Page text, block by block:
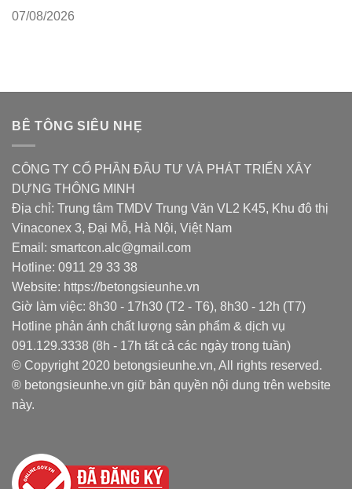
07/08/2026
BÊ TÔNG SIÊU NHẸ
CÔNG TY CỔ PHẦN ĐẦU TƯ VÀ PHÁT TRIỂN XÂY
DỰNG THÔNG MINH
Địa chỉ: Trung tâm TMDV Trung Văn VL2 K45, Khu đô thị
Vinaconex 3, Đại Mỗ, Hà Nội, Việt Nam
Email: smartcon.alc@gmail.com
Hotline: 0911 29 33 38
Website: https://betongsieunhe.vn
Giờ làm việc: 8h30 - 17h30 (T2 - T6), 8h30 - 12h (T7)
Hotline phản ánh chất lượng sản phẩm & dịch vụ
091.129.3338 (8h - 17h tất cả các ngày trong tuần)
© Copyright 2020 betongsieunhe.vn, All rights reserved.
® betongsieunhe.vn giữ bản quyền nội dung trên website
này.